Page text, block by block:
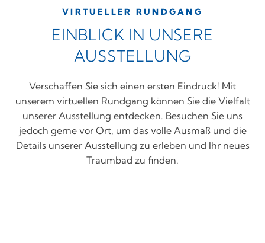
VIRTUELLER RUNDGANG
EINBLICK IN UNSERE
AUSSTELLUNG
Verschaffen Sie sich einen ersten Eindruck! Mit
unserem virtuellen Rundgang können Sie die Vielfalt
unserer Ausstellung entdecken. Besuchen Sie uns
jedoch gerne vor Ort, um das volle Ausmaß und die
Details unserer Ausstellung zu erleben und Ihr neues
Traumbad zu finden.